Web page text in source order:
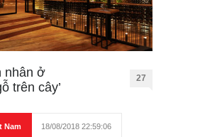
nhân ở
trên cây’
27
Nam 18/08/2018 22:59:06